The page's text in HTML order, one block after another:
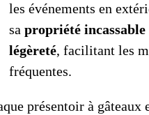
les événements en
sa propriété incassable
légèreté, facilitant les
fréquentes.
présentoir à gâteaux